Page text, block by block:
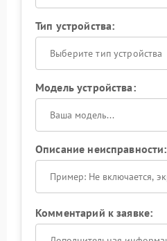
Тип устройства:
Выберите тип устройства
Модель устройства:
Описание неисправности:
Комментарий к заявке: